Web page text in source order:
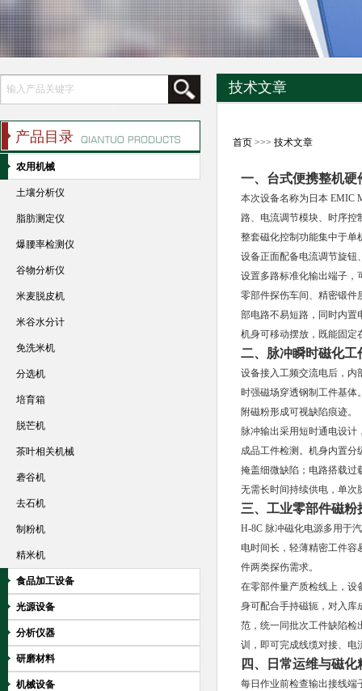
技术文章
首页>>> 技术文章
一、台式便携整机硬
本次设备名称为日本 EMIC
路、电流调节模块、时序控
整套磁化控制功能集中于单
设备正面配备电流调节旋钮
设置多路标准化输出端子，
零部件探伤车间、精密锻件
部电路不易短路，同时内置
机身可移动摆放，既能固定
二、脉冲瞬时磁化工
设备接入工频交流电后，内
时强磁场穿透钢制工件基
附磁粉形成可视缺陷痕迹。
脉冲输出采用短时通电设
成品工件检测。机身内置
掩盖细微缺陷；电路搭载过
无需长时间持续供电，单次
三、工业零部件磁粉
H-8C 脉冲磁化电源多用于
电时间长，轻薄精密工件
件两类探伤需求。
在零部件量产质检线上，设
身可配合手持磁轭，对入库
范，统一同批次工件缺陷检
训，即可完成线缆对接、电
四、日常运维与磁化
每日作业前检查输出接线端
产品目录
农用机械
土壤分析仪
脂肪测定仪
爆腰率检测仪
谷物分析仪
米麦脱皮机
米谷水分计
免洗米机
分选机
培育箱
脱芒机
茶叶相关机械
砻谷机
去石机
制粉机
精米机
食品加工设备
光源设备
分析仪器
研磨材料
机械设备